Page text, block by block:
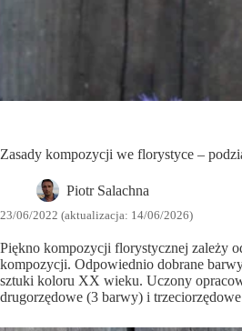
Zasady kompozycji we florystyce –
Piotr Salachna
23/06/2022 (aktualizacja: 14/06/2026)
Piękno kompozycji florystycznej zależy
kompozycji. Odpowiednio dobrane
sztuki koloru XX wieku. Uczony
drugorzędowe (3 barwy) i